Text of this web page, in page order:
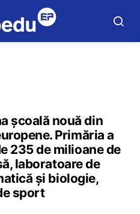
școală nouă din
Primăria a
235 de milioane de
laboratoare de
și biologie,
sport